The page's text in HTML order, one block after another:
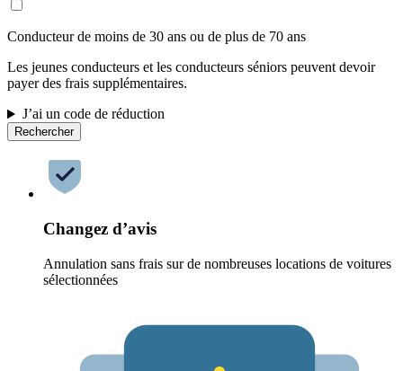
Conducteur de moins de 30 ans ou de plus de 70 ans
Les jeunes conducteurs et les conducteurs séniors peuvent devoir
payer des frais supplémentaires.
J’ai un code de réduction
Rechercher
Changez d’avis
Annulation sans frais sur de nombreuses locations de voitures
sélectionnées